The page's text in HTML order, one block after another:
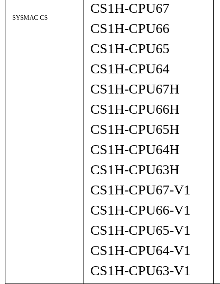
SYSMAC CS
CS1H-CPU67
CS1H-CPU66
CS1H-CPU65
CS1H-CPU64
CS1H-CPU67H
CS1H-CPU66H
CS1H-CPU65H
CS1H-CPU64H
CS1H-CPU63H
CS1H-CPU67-V1
CS1H-CPU66-V1
CS1H-CPU65-V1
CS1H-CPU64-V1
CS1H-CPU63-V1